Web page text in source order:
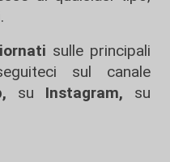
sulle principali
sul canale
su Instagram, su